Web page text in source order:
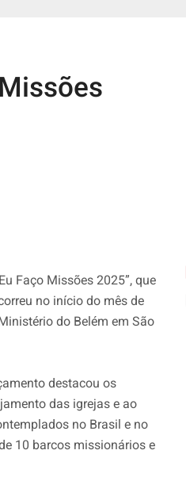
Faço Missões 2025”, que
no início do mês de
do Belém em São
destacou os
das igrejas e ao
no Brasil e no
10 barcos missionários e